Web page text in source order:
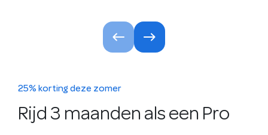
25% korting deze zomer
Rijd 3 maanden als een Pro